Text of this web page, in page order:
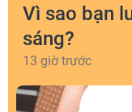
Vì sao bạn
sáng?
13 giờ trước